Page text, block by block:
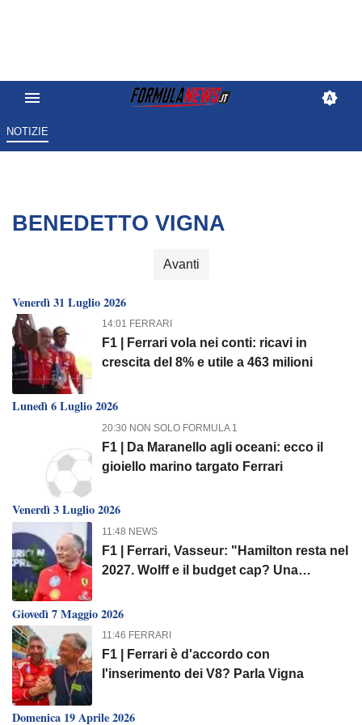
NOTIZIE
BENEDETTO VIGNA
Avanti
Venerdì 31 Luglio 2026
14:01 FERRARI
F1 | Ferrari vola nei conti: ricavi in
crescita del 8% e utile a 463 milioni
Lunedì 6 Luglio 2026
20:30 NON SOLO FORMULA 1
F1 | Da Maranello agli oceani: ecco il
gioiello marino targato Ferrari
Venerdì 3 Luglio 2026
11:48 NEWS
F1 | Ferrari, Vasseur: "Hamilton resta nel
2027. Wolff e il budget cap? Una
Giovedì 7 Maggio 2026
11:46 FERRARI
F1 | Ferrari è d'accordo con
l'inserimento dei V8? Parla Vigna
Domenica 19 Aprile 2026